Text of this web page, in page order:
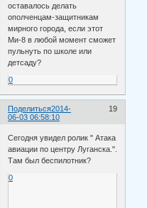
оставалось делать
ополченцам-защитникам
мирного города, если этот
Ми-8 в любой момент сможет
пульнуть по школе или
детсаду?
0
Поделиться 19
2014-
06-03 06:58:10
Сегодня увидел ролик " Атака
авиации по центру Луганска.".
Там был беспилотник?
0